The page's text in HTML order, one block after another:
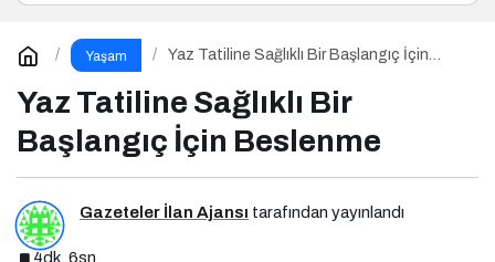
Yaşam
Yaz Tatiline Sağlıklı Bir Başlangıç İçin
Yaz Tatiline Sağlıklı Bir
Başlangıç İçin Beslenme
Gazeteler İlan Ajansı tarafından yayınlandı
4dk, 6sn